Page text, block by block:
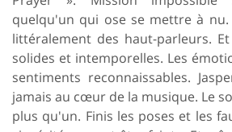
quelqu'un qui ose se mettre à
littéralement des haut-parleurs.
solides et intemporelles. Les
sentiments reconnaissables.
jamais au cœur de la musique. Le
plus qu'un. Finis les poses et les